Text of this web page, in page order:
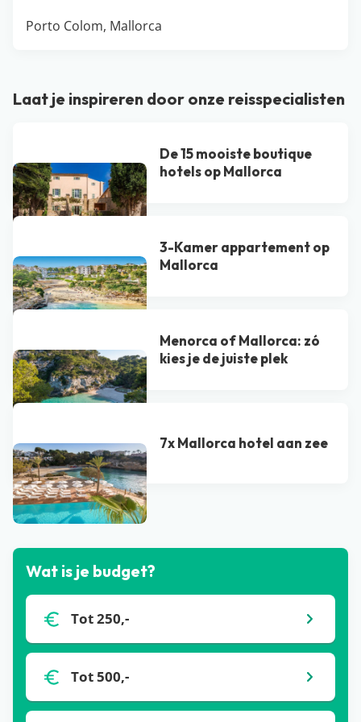
Porto Colom, Mallorca
Laat je inspireren door onze reisspecialisten
De 15 mooiste boutique
hotels op Mallorca
3-Kamer appartement op
Mallorca
Menorca of Mallorca: zó
kies je de juiste plek
7x Mallorca hotel aan zee
Bekijk alle blogs
Wat is je budget?
Tot 250,-
Tot 500,-